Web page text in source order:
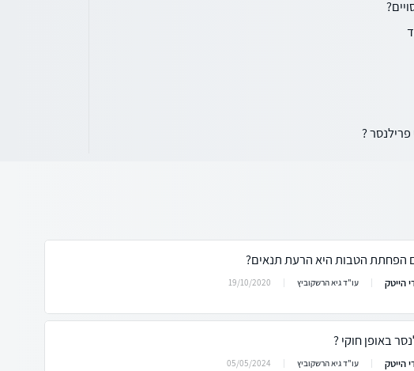
?
הפחתת הטבות היא הרעת תנאים?
הייטק עו"ד גיא הרשקוביץ 19/10/2020
באופן חוקי ?
הייטק עו"ד גיא הרשקוביץ 05/05/2024